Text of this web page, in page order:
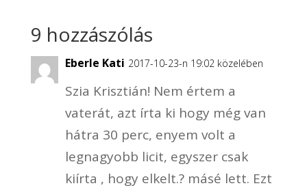
9 hozzászólás
Eberle Kati 2017-10-23-n 19:02 közelében
Szia Krisztián! Nem értem a
vaterát, azt írta ki hogy még van
hátra 30 perc, enyem volt a
legnagyobb licit, egyszer csak
kiírta , hogy elkelt.? másé lett. Ezt